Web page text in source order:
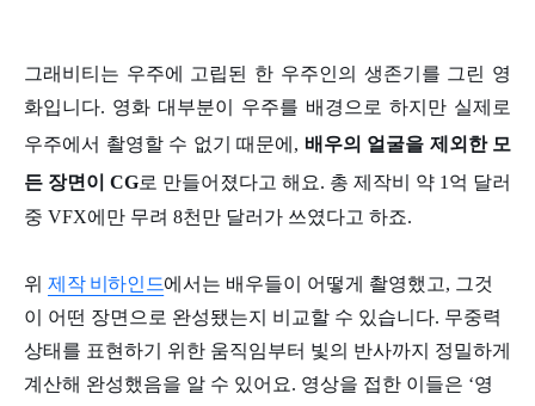
그래비티는 우주에 고립된 한 우주인의 생존기를 그린 영
화입니다. 영화 대부분이 우주를 배경으로 하지만 실제로
우주에서 촬영할 수 없기 때문에, 배우의 얼굴을 제외한 모
든 장면이 CG로 만들어졌다고 해요. 총 제작비 약 1억 달러
중 VFX에만 무려 8천만 달러가 쓰였다고 하죠.
위 제작 비하인드에서는 배우들이 어떻게 촬영했고, 그것
이 어떤 장면으로 완성됐는지 비교할 수 있습니다. 무중력
상태를 표현하기 위한 움직임부터 빛의 반사까지 정밀하게
계산해 완성했음을 알 수 있어요. 영상을 접한 이들은 ‘영